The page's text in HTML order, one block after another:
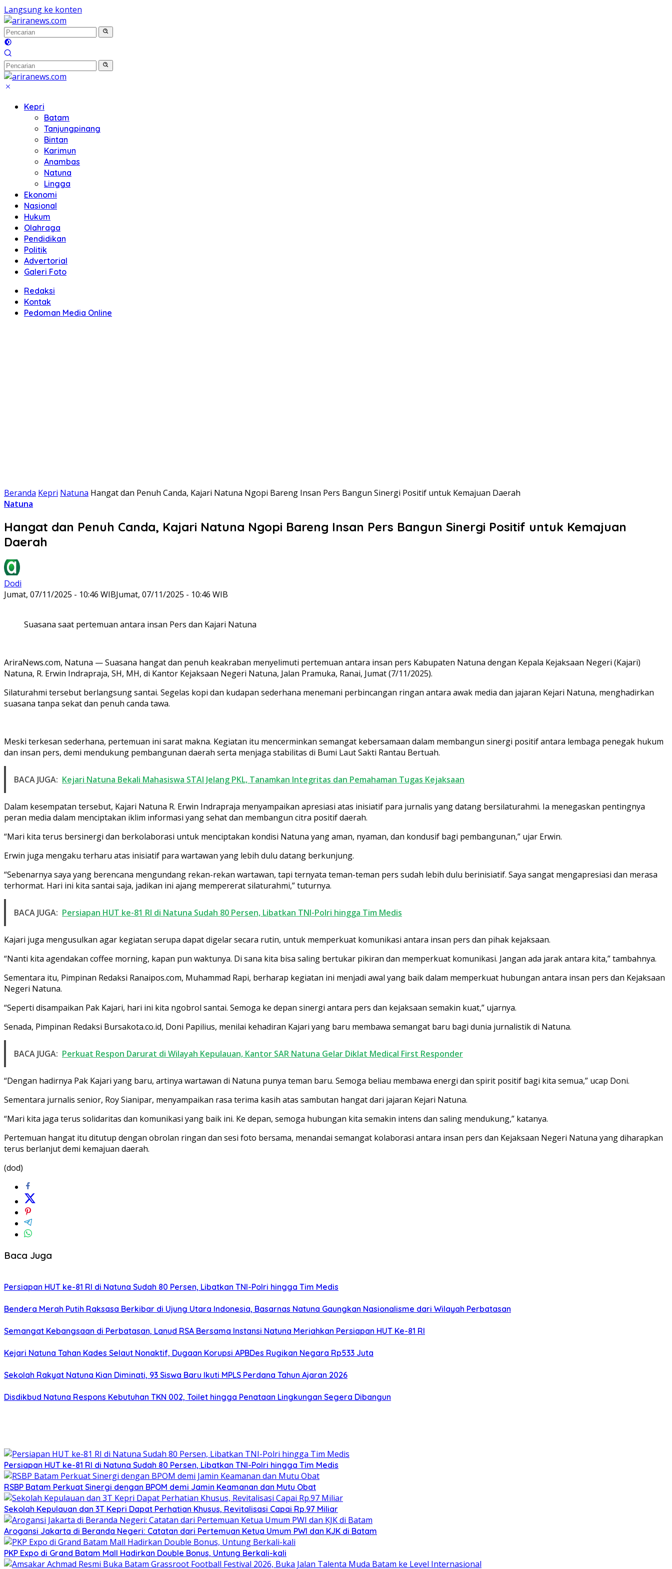
Langsung ke konten
Kepri
Batam
Tanjungpinang
Bintan
Karimun
Anambas
Natuna
Lingga
Ekonomi
Nasional
Hukum
Olahraga
Pendidikan
Politik
Advertorial
Galeri Foto
Redaksi
Kontak
Pedoman Media Online
Beranda Kepri Natuna Hangat dan Penuh Canda, Kajari Natuna Ngopi Bareng Insan Pers Bangun Sinergi Positif untuk Kemajuan Daerah
Natuna
Hangat dan Penuh Canda, Kajari Natuna Ngopi Bareng Insan Pers Bangun Sinergi Positif untuk Kemajuan
Daerah
Dodi
Jumat, 07/11/2025 - 10:46 WIBJumat, 07/11/2025 - 10:46 WIB
Suasana saat pertemuan antara insan Pers dan Kajari Natuna
AriraNews.com, Natuna — Suasana hangat dan penuh keakraban menyelimuti pertemuan antara insan pers Kabupaten Natuna dengan Kepala Kejaksaan Negeri (Kajari)
Natuna, R. Erwin Indrapraja, SH, MH, di Kantor Kejaksaan Negeri Natuna, Jalan Pramuka, Ranai, Jumat (7/11/2025).
Silaturahmi tersebut berlangsung santai. Segelas kopi dan kudapan sederhana menemani perbincangan ringan antara awak media dan jajaran Kejari Natuna, menghadirkan
suasana tanpa sekat dan penuh canda tawa.
Meski terkesan sederhana, pertemuan ini sarat makna. Kegiatan itu mencerminkan semangat kebersamaan dalam membangun sinergi positif antara lembaga penegak hukum
dan insan pers, demi mendukung pembangunan daerah serta menjaga stabilitas di Bumi Laut Sakti Rantau Bertuah.
BACA JUGA: Kejari Natuna Bekali Mahasiswa STAI Jelang PKL, Tanamkan Integritas dan Pemahaman Tugas Kejaksaan
Dalam kesempatan tersebut, Kajari Natuna R. Erwin Indrapraja menyampaikan apresiasi atas inisiatif para jurnalis yang datang bersilaturahmi. Ia menegaskan pentingnya
peran media dalam menciptakan iklim informasi yang sehat dan membangun citra positif daerah.
“Mari kita terus bersinergi dan berkolaborasi untuk menciptakan kondisi Natuna yang aman, nyaman, dan kondusif bagi pembangunan,” ujar Erwin.
Erwin juga mengaku terharu atas inisiatif para wartawan yang lebih dulu datang berkunjung.
“Sebenarnya saya yang berencana mengundang rekan-rekan wartawan, tapi ternyata teman-teman pers sudah lebih dulu berinisiatif. Saya sangat mengapresiasi dan merasa
terhormat. Hari ini kita santai saja, jadikan ini ajang mempererat silaturahmi,” tuturnya.
BACA JUGA: Persiapan HUT ke-81 RI di Natuna Sudah 80 Persen, Libatkan TNI-Polri hingga Tim Medis
Kajari juga mengusulkan agar kegiatan serupa dapat digelar secara rutin, untuk memperkuat komunikasi antara insan pers dan pihak kejaksaan.
“Nanti kita agendakan coffee morning, kapan pun waktunya. Di sana kita bisa saling bertukar pikiran dan memperkuat komunikasi. Jangan ada jarak antara kita,” tambahnya.
Sementara itu, Pimpinan Redaksi Ranaipos.com, Muhammad Rapi, berharap kegiatan ini menjadi awal yang baik dalam memperkuat hubungan antara insan pers dan Kejaksaan
Negeri Natuna.
“Seperti disampaikan Pak Kajari, hari ini kita ngobrol santai. Semoga ke depan sinergi antara pers dan kejaksaan semakin kuat,” ujarnya.
Senada, Pimpinan Redaksi Bursakota.co.id, Doni Papilius, menilai kehadiran Kajari yang baru membawa semangat baru bagi dunia jurnalistik di Natuna.
BACA JUGA: Perkuat Respon Darurat di Wilayah Kepulauan, Kantor SAR Natuna Gelar Diklat Medical First Responder
“Dengan hadirnya Pak Kajari yang baru, artinya wartawan di Natuna punya teman baru. Semoga beliau membawa energi dan spirit positif bagi kita semua,” ucap Doni.
Sementara jurnalis senior, Roy Sianipar, menyampaikan rasa terima kasih atas sambutan hangat dari jajaran Kejari Natuna.
“Mari kita jaga terus solidaritas dan komunikasi yang baik ini. Ke depan, semoga hubungan kita semakin intens dan saling mendukung,” katanya.
Pertemuan hangat itu ditutup dengan obrolan ringan dan sesi foto bersama, menandai semangat kolaborasi antara insan pers dan Kejaksaan Negeri Natuna yang diharapkan
terus berlanjut demi kemajuan daerah.
(dod)
Baca Juga
Persiapan HUT ke-81 RI di Natuna Sudah 80 Persen, Libatkan TNI-Polri hingga Tim Medis
Bendera Merah Putih Raksasa Berkibar di Ujung Utara Indonesia, Basarnas Natuna Gaungkan Nasionalisme dari Wilayah Perbatasan
Semangat Kebangsaan di Perbatasan, Lanud RSA Bersama Instansi Natuna Meriahkan Persiapan HUT Ke-81 RI
Kejari Natuna Tahan Kades Selaut Nonaktif, Dugaan Korupsi APBDes Rugikan Negara Rp533 Juta
Sekolah Rakyat Natuna Kian Diminati, 93 Siswa Baru Ikuti MPLS Perdana Tahun Ajaran 2026
Disdikbud Natuna Respons Kebutuhan TKN 002, Toilet hingga Penataan Lingkungan Segera Dibangun
Persiapan HUT ke-81 RI di Natuna Sudah 80 Persen, Libatkan TNI-Polri hingga Tim Medis
RSBP Batam Perkuat Sinergi dengan BPOM demi Jamin Keamanan dan Mutu Obat
Sekolah Kepulauan dan 3T Kepri Dapat Perhatian Khusus, Revitalisasi Capai Rp.97 Miliar
Arogansi Jakarta di Beranda Negeri: Catatan dari Pertemuan Ketua Umum PWI dan KJK di Batam
PKP Expo di Grand Batam Mall Hadirkan Double Bonus, Untung Berkali-kali